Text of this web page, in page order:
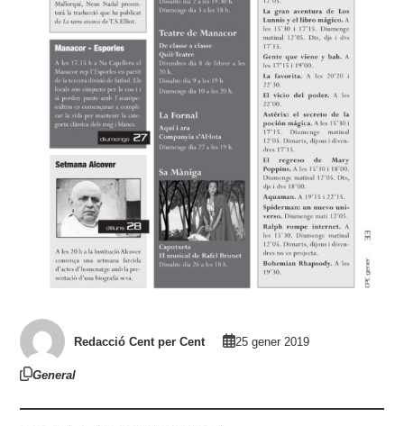
Redacció Cent per Cent 25 gener 2019
General